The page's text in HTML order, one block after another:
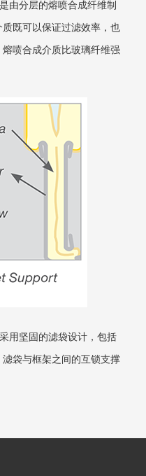
由分层的熔喷合成纤维制
既可以保证过滤效率，也
喷合成介质比玻璃纤维强
用坚固的滤袋设计，包括
袋与框架之间的互锁支撑